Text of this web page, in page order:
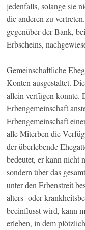
jedenfalls, solange sie
die anderen zu
gegenüber der Bank,
Erbscheins,
Gemeinschaftliche
Konten ausgestaltet.
allein verfügen konnte.
Erbengemeinschaft
Erbengemeinschaft
alle Miterben die
der überlebende
bedeutet, er kann nicht
sondern über das
unter den Erbenstreit
alters- oder
beeinflusst wird, kann
erleben, in dem